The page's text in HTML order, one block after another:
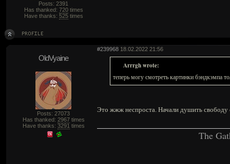
Posts: 2391
Has thanked: 720times
Have thanks: 525times
#239968 18.02.2022 21:56
OldVyaine
Posts: 27073
Has thanked: 2967times
Have thanks: 3291 times
Arrrgh wrote:
теперь могу смотреть картинки бэндкэмпа
Это жжж неспроста. Начали душить свободу
The